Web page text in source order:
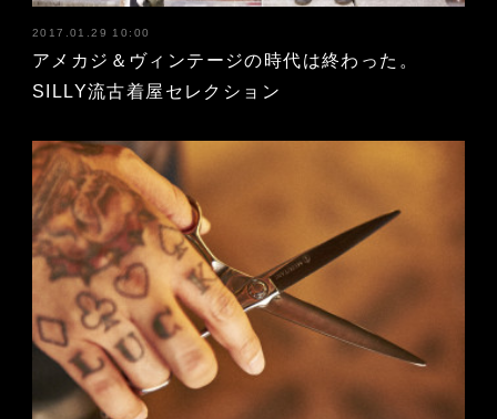
2017.01.29 10:00
アメカジ＆ヴィンテージの時代は終わった。
SILLY流古着屋セレクション